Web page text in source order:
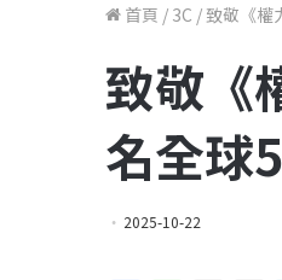
首頁 / 3C / 致敬《權
致敬《
名全球
2025-10-22